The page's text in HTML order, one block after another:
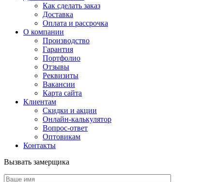
Как сделать заказ
Доставка
Оплата и рассрочка
О компании
Производство
Гарантия
Портфолио
Отзывы
Реквизиты
Вакансии
Карта сайта
Клиентам
Скидки и акции
Онлайн-калькулятор
Вопрос-ответ
Оптовикам
Контакты
Вызвать замерщика